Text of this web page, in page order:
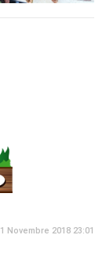
Novembre 2018 23:01